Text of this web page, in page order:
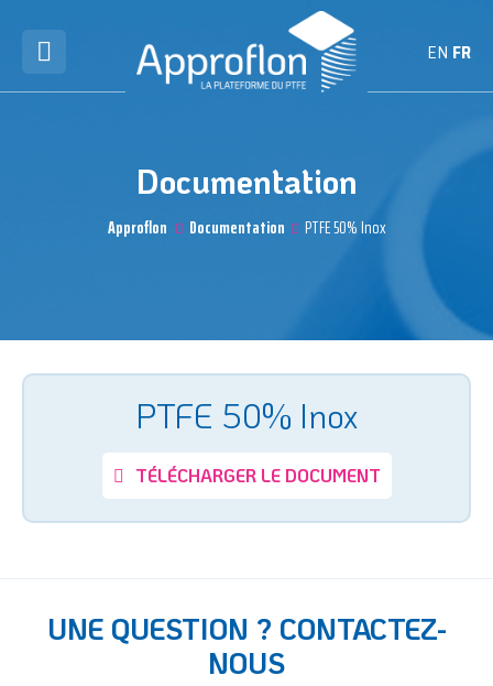
EN FR
Documentation
Approflon Documentation PTFE 50% Inox
PTFE 50% Inox
TÉLÉCHARGER LE DOCUMENT
UNE QUESTION ? CONTACTEZ-
NOUS